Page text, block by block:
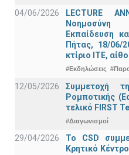
04/06/2026
LECTURE
Νοημοσύνη
Εκπαίδευση
Πήτας, 18/06/
κτίριο ΙΤΕ,
#Εκδηλώσεις
12/05/2026
Συμμετοχή
Ρομποτικής
τελικό FIRST
#Διαγωνισμοί
29/04/2026
Το CSD
Κρητικό